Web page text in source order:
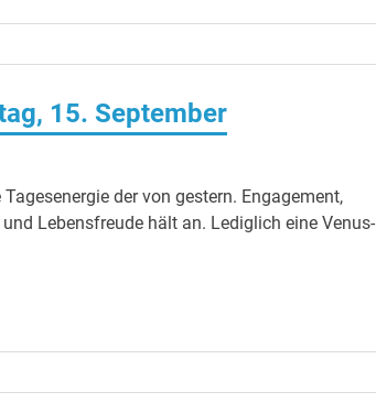
15. September
der von gestern. Engagement,
Lebensfreude hält an. Lediglich eine Venus-